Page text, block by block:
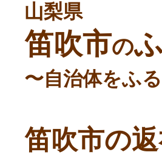
山梨県
笛吹市の
〜自治体をふ
笛吹市の